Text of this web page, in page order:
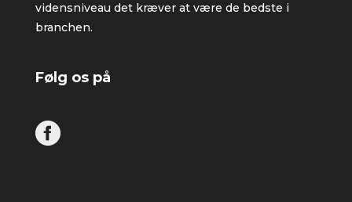
vidensniveau det kræver at være de bedste i
branchen.
Følg os på